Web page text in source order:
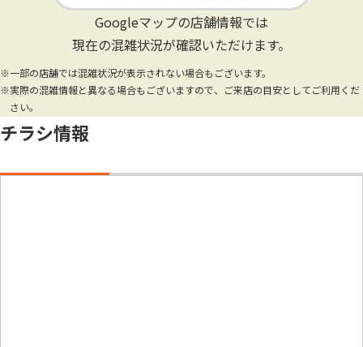
Googleマップの店舗情報では
現在の混雑状況が確認いただけます。
※一部の店舗では混雑状況が表示されない場合もございます。
※実際の混雑情報と異なる場合もございますので、ご来店の目安としてご利用くだ
さい。
チラシ情報